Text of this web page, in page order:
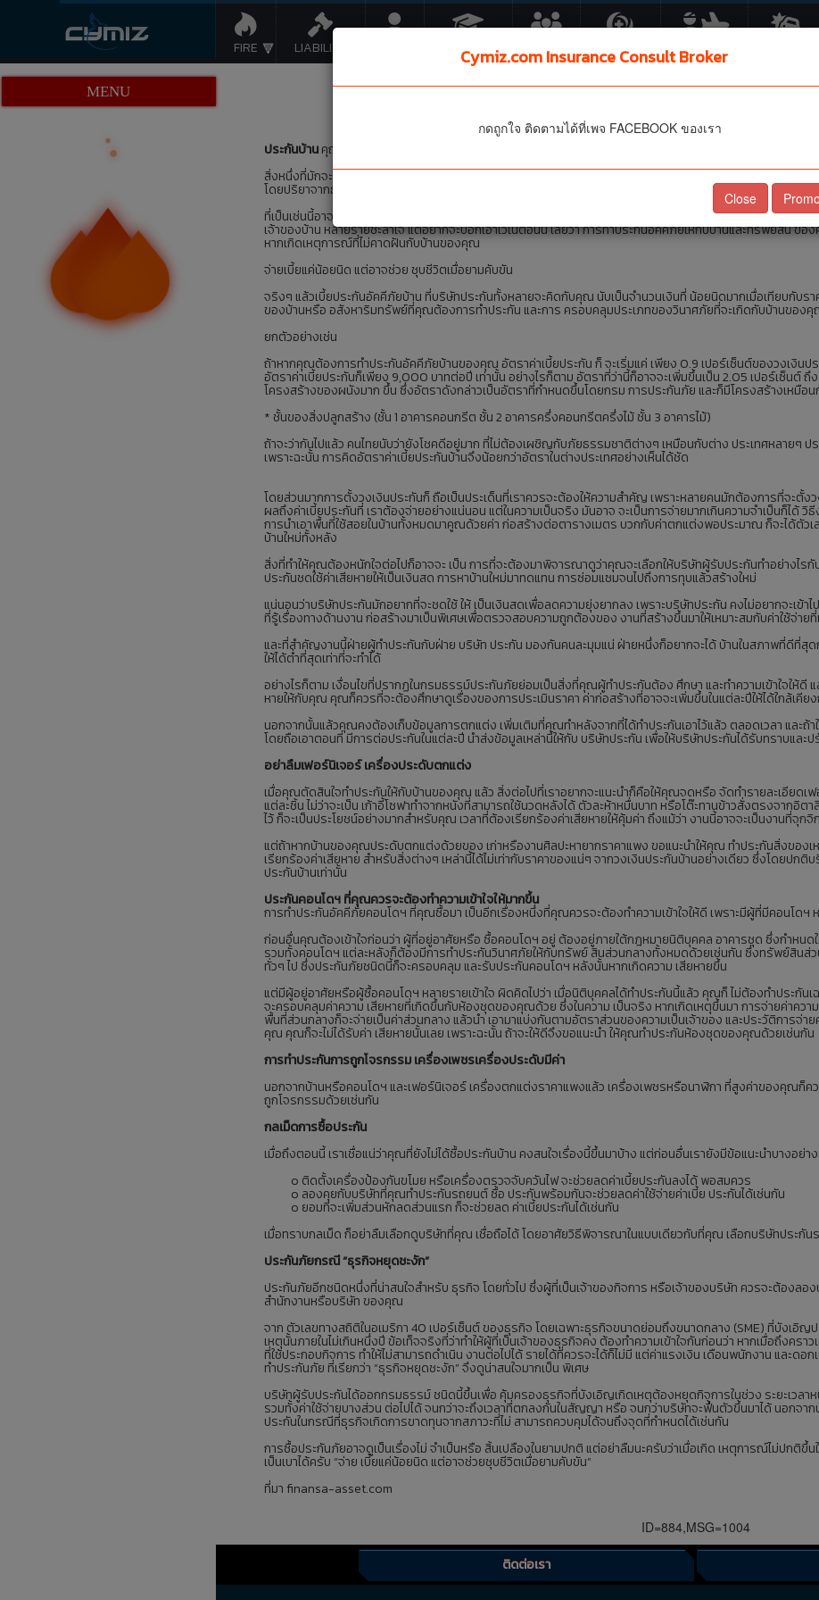
FIRE LIABILITY ประกันเด็ก กลุ่ม HEALTH PA TA
MENU
ประกันบ้าน คุณทำประกันให้
ประกันบ้านคุณทำประกันให้บ้านหรือยัง
สิ่งหนึ่งที่มักจะถูกมองข้ามกันอยู่เป็น ประจำสำหรับผู้ที่มีบ้านอยู่แล้ว รวมทั้งผู้ที่กำลังคิดจะซื้อบ้านใหม่ ก็คือการทำปร
โดยปริยาจากธนาคารที่ปล่อยเงินกู้ให้คุณ
ที่เป็นเช่นนี้อาจจะเป็นเพราะหลายคนเชื่อ ว่า ตนเองคงไม่โชคร้ายขนาดนั้น อีกทั้งบ้านที่ถูกปลูก สร้างขึ้นในปัจจุบันก็ผิ
เจ้าของบ้าน หลายรายชะล่าใจ แต่อยากจะบอกเอาไว้ในตอนนี้ เลยว่า การทำประกันอัคคีภัยให้กับบ้านและทรัพย์สิน
หากเกิดเหตุการณ์ที่ไม่คาดฝันกับบ้านของคุณ
จ่ายเบี้ยแค่น้อยนิด แต่อาจช่วย ชุบชีวิตเมื่อยามคับขัน
จริงๆ แล้วเบี้ยประกันอัคคีภัยบ้าน ที่บริษัทประกันทั้งหลายจะคิดกับคุณ นับเป็นจำนวนเงินที่ น้อยนิดมากเมื่อเทียบกับ
ของบ้านหรือ อสังหาริมทรัพย์ที่คุณต้องการทำประกัน และการ ครอบคลุมประเภทของวินาศภัยที่จะเกิดกับบ้านของ
ยกตัวอย่างเช่น
ถ้าหากคุณต้องการทำประกันอัคคีภัยบ้านของคุณ อัตราค่าเบี้ยประกัน ก็ จะเริ่มแค่ เพียง 0.9 เปอร์เซ็นต์ของวงเงินป
อัตราค่าเบี้ยประกันก็เพียง 9,000 บาทต่อปี เท่านั้น อย่างไรก็ตาม อัตราที่ว่านี้ก็อาจจะเพิ่มขึ้นเป็น 2.05 เปอร์เซ็นต์ ถึ
โครงสร้างของผนังมาก ขึ้น ซึ่งอัตราดังกล่าวเป็นอัตราที่กำหนดขึ้นโดยกรม การประกันภัย และก็มีโครงสร้างเหมือ
* ชั้นของสิ่งปลูกสร้าง (ชั้น 1 อาคารคอนกรีต ชั้น 2 อาคารครึ่งคอนกรีตครึ่งไม้ ชั้น 3 อาคารไม้)
ถ้าจะว่ากันไปแล้ว คนไทยนับว่ายังโชคดีอยู่มาก ที่ไม่ต้องเผชิญกับภัยธรรมชาติต่างๆ เหมือนกับต่าง ประเทศหลายๆ
เพราะฉะนั้น การคิดอัตราค่าเบี้ยประกันบ้านจึงน้อยกว่าอัตราในต่างประเทศอย่างเห็นได้ชัด
โดยส่วนมากการตั้งวงเงินประกันก็ ถือเป็นประเด็นที่เราควรจะต้องให้ความสำคัญ เพราะหลายคนมักต้องการที่จะตั้ง
ผลถึงค่าเบี้ยประกันที่ เราต้องจ่ายอย่างแน่นอน แต่ในความเป็นจริง มันอาจ จะเป็นการจ่ายมากเกินความจำเป็นก็ได้ วิ
การนำเอาพื้นที่ใช้สอยในบ้านทั้งหมดมาคูณด้วยค่า ก่อสร้างต่อตารางเมตร บวกกับค่าตกแต่งพอประมาณ ก็จะได้ตั
บ้านใหม่ทั้งหลัง
สิ่งที่ทำให้คุณต้องหนักใจต่อไปก็อาจจะ เป็น การที่จะต้องมาพิจารณาดูว่าคุณจะเลือกให้บริษัทผู้รับประกันทำอย่างไร
ประกันชดใช้ค่าเสียหายให้เป็นเงินสด การหาบ้านใหม่มาทดแทน การซ่อมแซมจนไปถึงการทุบแล้วสร้างใหม่
แน่นอนว่าบริษัทประกันมักอยากที่จะชดใช้ ให้ เป็นเงินสดเพื่อลดความยุ่งยากลง เพราะบริษัทประกัน คงไม่อยากจะเข้า
ที่รู้เรื่องทางด้านงาน ก่อสร้างมาเป็นพิเศษเพื่อตรวจสอบความถูกต้องของ งานที่สร้างขึ้นมาให้เหมาะสมกับค่าใช้จ่ายที่
และที่สำคัญงานนี้ฝ่ายผู้ทำประกันกับฝ่าย บริษัท ประกัน มองกันคนละมุมแน่ ฝ่ายหนึ่งก็อยากจะได้ บ้านในสภาพที่ดีที่
ให้ได้ต่ำที่สุดเท่าที่จะทำได้
อย่างไรก็ตาม เงื่อนไขที่ปรากฏในกรมธรรม์ประกันภัยย่อมเป็นสิ่งที่คุณผู้ทำประกันต้อง ศึกษา และทำความเข้าใจให้ดี
หายให้กับคุณ คุณก็ควรที่จะต้องศึกษาดูเรื่องของการประเมินราคา ค่าก่อสร้างที่อาจจะเพิ่มขึ้นในแต่ละปีให้ได้ใกล้เคีย
นอกจากนั้นแล้วคุณคงต้องเก็บข้อมูลการตกแต่ง เพิ่มเติมที่คุณทำหลังจากที่ได้ทำประกันเอาไว้แล้ว ตลอดเวลา และถ้
โดยถือเอาตอนที่ มีการต่อประกันในแต่ละปี นำส่งข้อมูลเหล่านี้ให้กับ บริษัทประกัน เพื่อให้บริษัทประกันได้รับทราบและ
อย่าลืมเฟอร์นิเจอร์ เครื่องประดับตกแต่ง
เมื่อคุณตัดสินใจทำประกันให้กับบ้านของคุณ แล้ว สิ่งต่อไปที่เราอยากจะแนะนำก็คือให้คุณจดหรือ จัดทำรายละเอียดเ
แต่ละชิ้น ไม่ว่าจะเป็น เก้าอี้โซฟาทำจากหนังที่สามารถใช้นวดหลังได้ ตัวละห้าหมื่นบาท หรือโต๊ะทานข้าวสั่งตรงจากอิต
ไว้ ก็จะเป็นประโยชน์อย่างมากสำหรับคุณ เวลาที่ต้องเรียกร้องค่าเสียหายให้คุ้มค่า ถึงแม้ว่า งานนี้อาจจะเป็นงานที่จุก
แต่ถ้าหากบ้านของคุณประดับตกแต่งด้วยของ เก่าหรืองานศิลปะหายากราคาแพง ขอแนะนำให้คุณ ทำประกันสิ่งของ
เรียกร้องค่าเสียหาย สำหรับสิ่งต่างๆ เหล่านี้ได้ไม่เท่ากับราคาของแน่ๆ จากวงเงินประกันบ้านอย่างเดียว ซึ่งโดยปก
ประกันบ้านเท่านั้น
ประกันคอนโดฯ ที่คุณควรจะต้องทำความเข้าใจให้มากขึ้น
การทำประกันอัคคีภัยคอนโดฯ ที่คุณซื้อมา เป็นอีกเรื่องหนึ่งที่คุณควรจะต้องทำความเข้าใจให้ดี เพราะมีผู้ที่มีคอนโดฯ
ก่อนอื่นคุณต้องเข้าใจก่อนว่า ผู้ที่อยู่อาศัยหรือ ซื้อคอนโดฯ อยู่ ต้องอยู่ภายใต้กฎหมายนิติบุคคล อาคารชุด ซึ่งกำหนด
รวมทั้งคอนโดฯ แต่ละหลังก็ต้องมีการทำประกันวินาศภัยให้กับทรัพย์ สินส่วนกลางทั้งหมดด้วยเช่นกัน ซึ่งทรัพย์สินส่
ทั่วๆ ไป ซึ่งประกันภัยชนิดนี้ก็จะครอบคลุม และรับประกันคอนโดฯ หลังนั้นหากเกิดความ เสียหายขึ้น
แต่มีผู้อยู่อาศัยหรือผู้ซื้อคอนโดฯ หลายรายเข้าใจ ผิดคิดไปว่า เมื่อนิติบุคคลได้ทำประกันนี้แล้ว คุณก็ ไม่ต้องทำประกัน
จะครอบคลุมค่าความ เสียหายที่เกิดขึ้นกับห้องชุดของคุณด้วย ซึ่งในความ เป็นจริง หากเกิดเหตุขึ้นมา การจ่ายค่าค
พื้นที่ส่วนกลางก็จะจ่ายเป็นค่าส่วนกลาง แล้วนำ เอามาแบ่งกันตามอัตราส่วนของความเป็นเจ้าของ และประวัติการจ่
คุณ คุณก็จะไม่ได้รับค่า เสียหายนั้นเลย เพราะฉะนั้น ถ้าจะให้ดีจึงขอแนะนำ ให้คุณทำประกันห้องชุดของคุณด้วยเช่นกัน
การทำประกันการถูกโจรกรรม เครื่องเพชรเครื่องประดับมีค่า
นอกจากบ้านหรือคอนโดฯ และเฟอร์นิเจอร์ เครื่องตกแต่งราคาแพงแล้ว เครื่องเพชรหรือนาฬิกา ที่สูงค่าของคุณก็
ถูกโจรกรรมด้วยเช่นกัน
กลเม็ดการซื้อประกัน
เมื่อถึงตอนนี้ เราเชื่อแน่ว่าคุณที่ยังไม่ได้ซื้อประกันบ้าน คงสนใจเรื่องนี้ขึ้นมาบ้าง แต่ก่อนอื่นเรายังมีข้อแนะนำบางอย่
o ติดตั้งเครื่องป้องกันขโมย หรือเครื่องตรวจจับควันไฟ จะช่วยลดค่าเบี้ยประกันลงได้ พอสมควร
o ลองคุยกับบริษัทที่คุณทำประกันรถยนต์ ซื้อ ประกันพร้อมกันจะช่วยลดค่าใช้จ่ายค่าเบี้ย ประกันได้เช่นกัน
o ยอมที่จะเพิ่มส่วนหักลดส่วนแรก ก็จะช่วยลด ค่าเบี้ยประกันได้เช่นกัน
เมื่อทราบกลเม็ด ก็อย่าลืมเลือกดูบริษัทที่คุณ เชื่อถือได้ โดยอาศัยวิธีพิจารณาในแบบเดียวกับที่คุณ เลือกบริษัทประกัน
ประกันภัยกรณี “ธุรกิจหยุดชะงัก”
ประกันภัยอีกชนิดหนึ่งที่น่าสนใจสำหรับ ธุรกิจ โดยทั่วไป ซึ่งผู้ที่เป็นเจ้าของกิจการ หรือเจ้าของบริษัท ควรจะต้องล
สำนักงานหรือบริษัท ของคุณ
จาก ตัวเลขทางสถิติในอเมริกา 40 เปอร์เซ็นต์ ของธุรกิจ โดยเฉพาะธุรกิจขนาดย่อมถึงขนาดกลาง (SME) ที่บังเอิ
เหตุนั้นภายในไม่เกินหนึ่งปี ข้อเท็จจริงที่ว่าทำให้ผู้ที่เป็นเจ้าของธุรกิจคง ต้องทำความเข้าใจกันก่อนว่า หากเมื่อถึงคร
ที่ใช้ประกอบกิจการ ทำให้ไม่สามารถดำเนิน งานต่อไปได้ รายได้ที่ควรจะได้ก็ไม่มี แต่ค่าแรงเงิน เดือนพนักงาน และด
ทำประกันภัย ที่เรียกว่า “ธุรกิจหยุดชะงัก” จึงดูน่าสนใจมากเป็น พิเศษ
บริษัทผู้รับประกันได้ออกกรมธรรม์ ชนิดนี้ขึ้นเพื่อ คุ้มครองธุรกิจที่บังเอิญเกิดเหตุต้องหยุดกิจการในช่วง ระยะเวลา
รวมทั้งค่าใช้จ่ายบางส่วน ต่อไปได้ จนกว่าจะถึงเวลาที่ตกลงกันในสัญญา หรือ จนกว่าบริษัทจะฟื้นตัวขึ้นมาได้ นอกจา
ประกันในกรณีที่ธุรกิจเกิดการขาดทุนจากสภาวะที่ไม่ สามารถควบคุมได้จนถึงจุดที่กำหนดได้เช่นกัน
การซื้อประกันภัยอาจดูเป็นเรื่องไม่ จำเป็นหรือ สิ้นเปลืองในยามปกติ แต่อย่าลืมนะครับว่าเมื่อเกิด เหตุการณ์ไม่ปกติ
เป็นเบาได้ครับ “จ่าย เบี้ยแค่น้อยนิด แต่อาจช่วยชุบชีวิตเมื่อยามคับขัน”
ที่มา finansa-asset.com
ID=884,MSG=1004
ติดต่อเรา
Cymiz.com Insurance Consult Broker
กดถูกใจ ติดตามได้ที่เพจ FACEBOOK ของเรา
Close